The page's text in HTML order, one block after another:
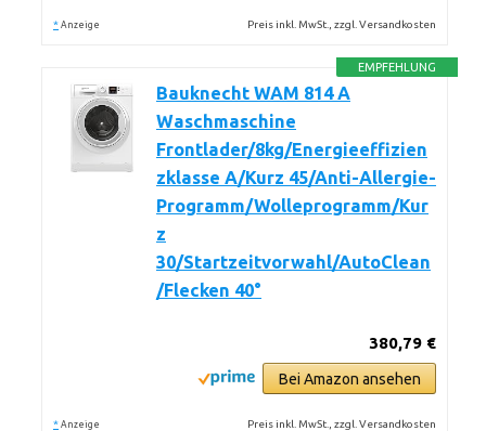
* Anzeige Preis inkl. MwSt., zzgl. Versandkosten
EMPFEHLUNG
Bauknecht WAM 814 A
Waschmaschine
Frontlader/8kg/Energieeffizien
zklasse A/Kurz 45/Anti-Allergie-
Programm/Wolleprogramm/Kur
z
30/Startzeitvorwahl/AutoClean
/Flecken 40°
380,79 €
Bei Amazon ansehen
* Anzeige Preis inkl. MwSt., zzgl. Versandkosten